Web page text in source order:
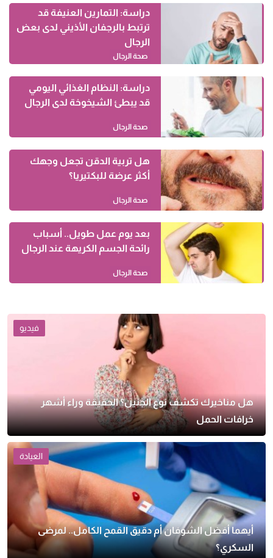
دراسة: التمارين العنيفة قد
ترتبط بالرجفان الأذيني لدى بعض
الرجال
صحة الرجال
دراسة: النظام الغذائي اليومي
قد يبطئ الشيخوخة لدى الرجال
صحة الرجال
هل تربية الدقن تجعل وجهك
أكثر عرضة للبكتيريا؟
صحة الرجال
بعد يوم عمل طويل.. أسباب
رائحة الجسم الكريهة عند الرجال
صحة الرجال
فيديو
هل مناخيرك تكشف نوع الجنين؟ الحقيقة وراء أشهر
خرافات الحمل
العيادة
أيهما أفضل الشوفان أم دقيق القمح الكامل.. لمرضى
السكري؟